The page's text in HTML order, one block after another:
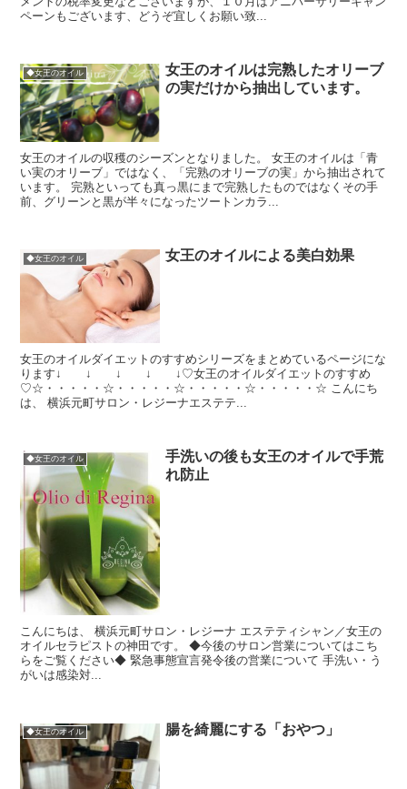
ペーンもございます、どうぞ宜しくお願い致...
◆女王のオイル
女王のオイルは完熟したオリーブ
の実だけから抽出しています。
女王のオイルの収穫のシーズンとなりました。 女王のオイルは「青
い実のオリーブ」ではなく、「完熟のオリーブの実」から抽出されて
います。 完熟といっても真っ黒にまで完熟したものではなくその手
前、グリーンと黒が半々になったツートンカラ...
◆女王のオイル 女王のオイルによる美白効果
女王のオイルダイエットのすすめシリーズをまとめているページにな
ります↓ ↓ ↓ ↓ ↓♡女王のオイルダイエットのすすめ
♡☆・・・・・☆・・・・・☆・・・・・☆・・・・・☆ こんにち
は、 横浜元町サロン・レジーナエステテ...
◆女王のオイル
手洗いの後も女王のオイルで手荒
れ防止
こんにちは、 横浜元町サロン・レジーナ エステティシャン／女王の
オイルセラピストの神田です。 ◆今後のサロン営業についてはこち
らをご覧ください◆ 緊急事態宣言発令後の営業について 手洗い・う
がいは感染対...
◆女王のオイル 腸を綺麗にする「おやつ」